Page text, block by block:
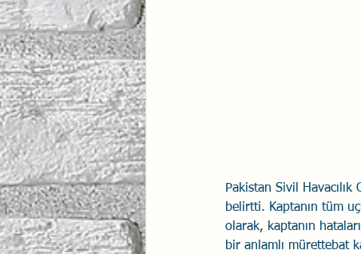
Pakistan Sivil
belirtti. Kaptanın tüm
olarak, kaptanın
bir anlamlı mürettebat